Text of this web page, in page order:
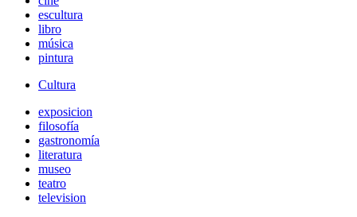
escultura
libro
música
pintura
Cultura
exposicion
filosofía
gastronomía
literatura
museo
teatro
television